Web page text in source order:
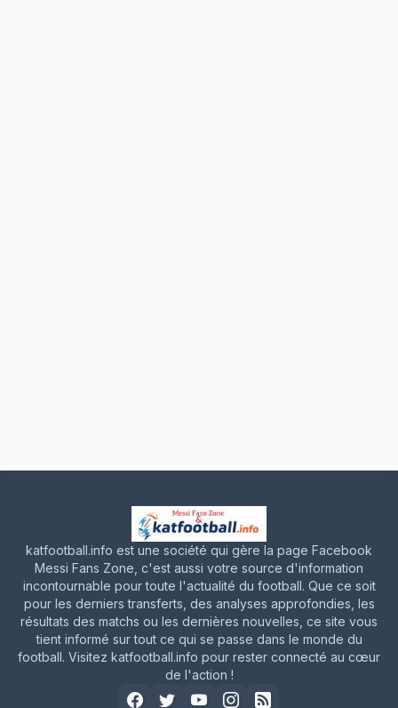
katfootball.info est une société qui gère la page Facebook
Messi Fans Zone, c'est aussi votre source d'information
incontournable pour toute l'actualité du football. Que ce soit
pour les derniers transferts, des analyses approfondies, les
résultats des matchs ou les dernières nouvelles, ce site vous
tient informé sur tout ce qui se passe dans le monde du
football. Visitez katfootball.info pour rester connecté au cœur
de l'action !